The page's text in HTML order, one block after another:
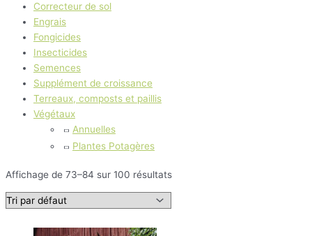
Correcteur de sol
Engrais
Fongicides
Insecticides
Semences
Supplément de croissance
Terreaux, composts et paillis
Végétaux
Annuelles
Plantes Potagères
Affichage de 73–84 sur 100 résultats